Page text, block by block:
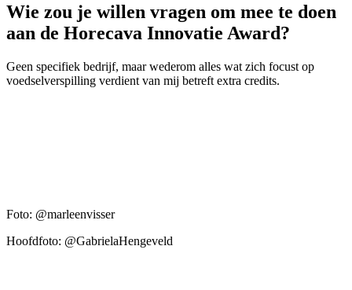
Wie zou je willen vragen om mee te doen
aan de Horecava Innovatie Award?
Geen specifiek bedrijf, maar wederom alles wat zich focust op
voedselverspilling verdient van mij betreft extra credits.
Foto: @marleenvisser
Hoofdfoto: @GabrielaHengeveld